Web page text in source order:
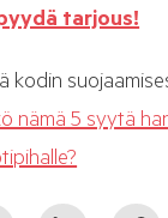
tarjous!
kodin
nämä 5 syytä